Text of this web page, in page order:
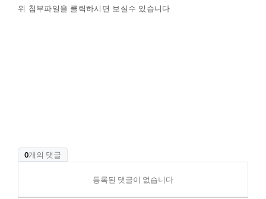
위 첨부파일을 클릭하시면 보실수 있습니다
0개의 댓글
등록된 댓글이 없습니다